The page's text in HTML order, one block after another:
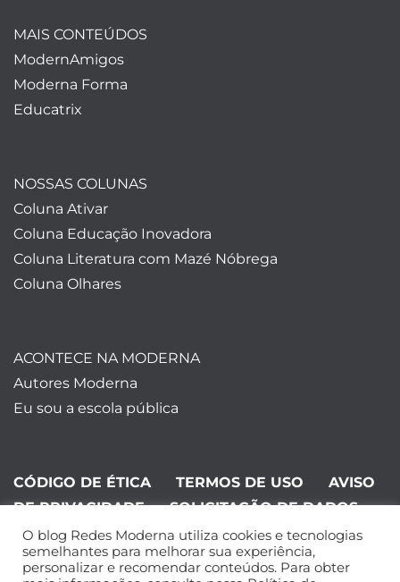
MAIS CONTEÚDOS
ModernAmigos
Moderna Forma
Educatrix
NOSSAS COLUNAS
Coluna Ativar
Coluna Educação Inovadora
Coluna Literatura com Mazé Nóbrega
Coluna Olhares
ACONTECE NA MODERNA
Autores Moderna
Eu sou a escola pública
CÓDIGO DE ÉTICA TERMOS DE USO
AVISO
DE PRIVACIDADE
SOLICITAÇÃO DE DADOS
©Editora Moderna 2024. Todos os
direitos reservados.
O blog Redes Moderna utiliza cookies e tecnologias
semelhantes para melhorar sua experiência,
personalizar e recomendar conteúdos. Para obter